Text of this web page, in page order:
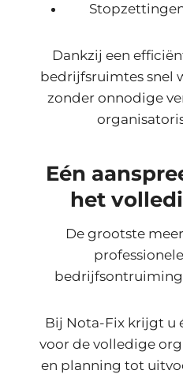
Dankzij een
bedrijfsruimtes snel
zonder onnodige
Eén
het
De grootste
Bij Nota-Fix krijgt u
voor de volledige
en planning tot